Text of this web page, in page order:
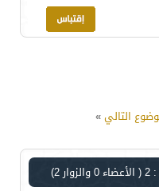
التالي»
( الأعضاء 0 والزوار 2)